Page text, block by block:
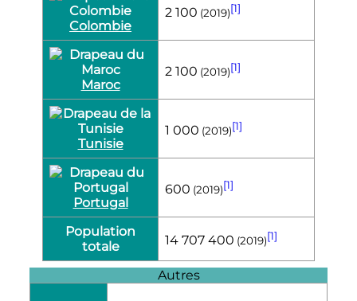
Colombie
2 100 (2019)[1]
Maroc
2 100 (2019)[1]
Tunisie
1 000 (2019)[1]
Portugal
600 (2019)[1]
Population
totale
14 707 400 (2019)[1]
Autres